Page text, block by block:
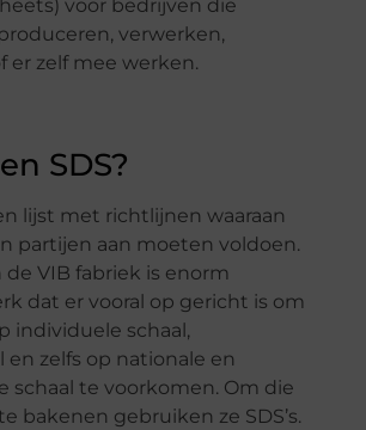
voor bedrijven die
verwerken,
er zelf mee werken.
SDS?
lijst met richtlijnen waaraan
partijen aan moeten voldoen.
de VIB fabriek is enorm
dat er vooral op gericht is om
individuele schaal,
en zelfs op nationale en
schaal te voorkomen. Om die
bakenen gebruiken ze SDS’s.